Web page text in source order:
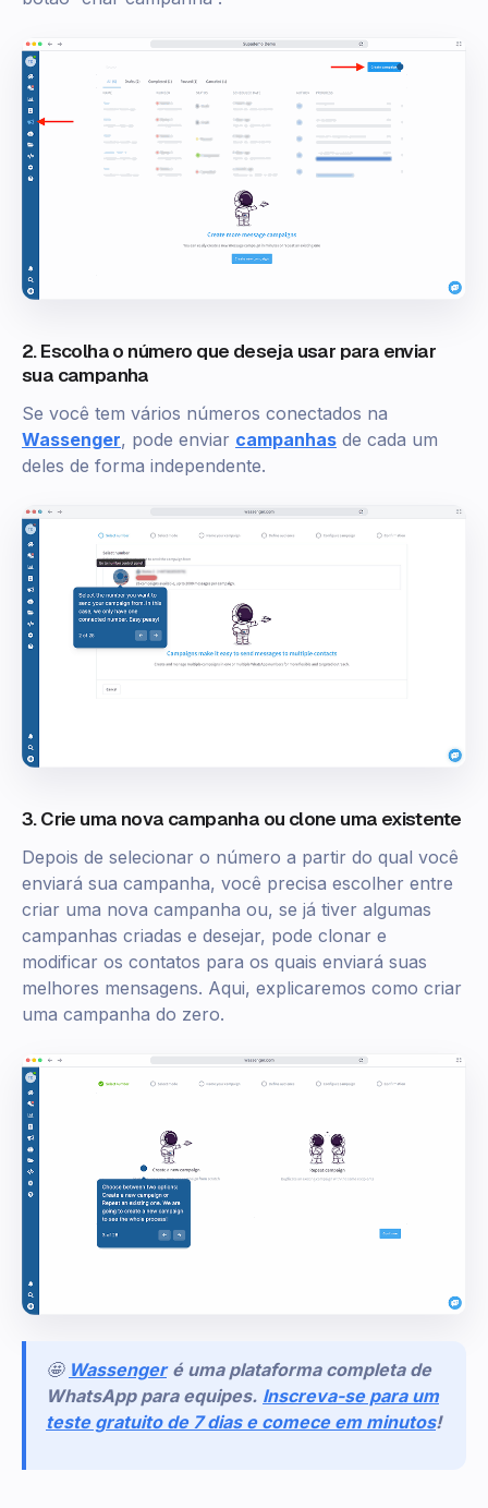
2. Escolha o número que deseja usar para enviar
sua campanha
Se você tem vários números conectados na
Wassenger, pode enviar campanhas de cada um
deles de forma independente.
3. Crie uma nova campanha ou clone uma existente
Depois de selecionar o número a partir do qual você
enviará sua campanha, você precisa escolher entre
criar uma nova campanha ou, se já tiver algumas
campanhas criadas e desejar, pode clonar e
modificar os contatos para os quais enviará suas
melhores mensagens. Aqui, explicaremos como criar
uma campanha do zero.
🤩 Wassenger é uma plataforma completa de
WhatsApp para equipes. Inscreva-se para um
teste gratuito de 7 dias e comece em minutos!